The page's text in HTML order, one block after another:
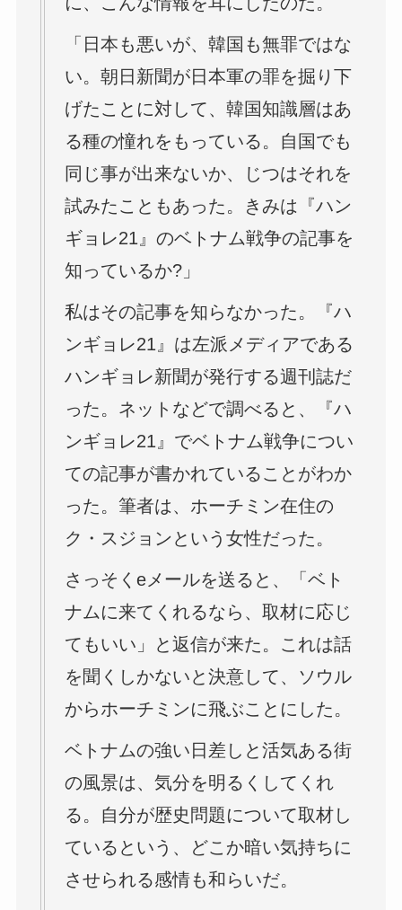
「日本も悪いが、韓国も無罪ではな
い。朝日新聞が日本軍の罪を掘り下
げたことに対して、韓国知識層はあ
る種の憧れをもっている。自国でも
同じ事が出来ないか、じつはそれを
試みたこともあった。きみは『ハン
ギョレ21』のベトナム戦争の記事を
知っているか?」
私はその記事を知らなかった。『ハ
ンギョレ21』は左派メディアである
ハンギョレ新聞が発行する週刊誌だ
った。ネットなどで調べると、『ハ
ンギョレ21』でベトナム戦争につい
ての記事が書かれていることがわか
った。筆者は、ホーチミン在住の
ク・スジョンという女性だった。
さっそくeメールを送ると、「ベト
ナムに来てくれるなら、取材に応じ
てもいい」と返信が来た。これは話
を聞くしかないと決意して、ソウル
からホーチミンに飛ぶことにした。
ベトナムの強い日差しと活気ある街
の風景は、気分を明るくしてくれ
る。自分が歴史問題について取材し
ているという、どこか暗い気持ちに
させられる感情も和らいだ。